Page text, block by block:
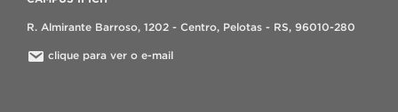
R. Almirante Barroso, 1202 - Centro, Pelotas - RS, 96010-280
clique para ver o e-mail